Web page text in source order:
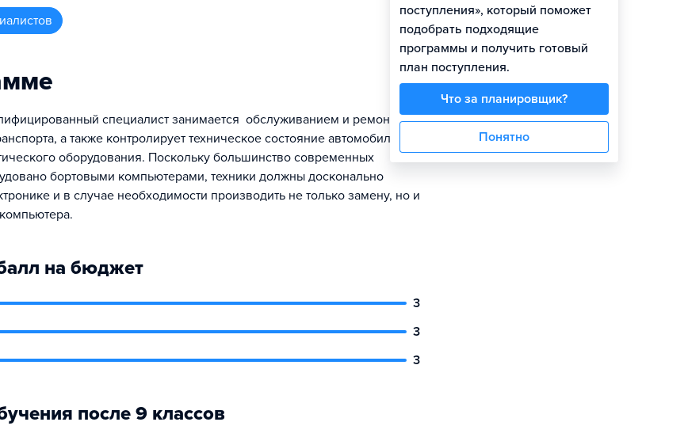
специалист занимается обслуживанием и ремонтом
а также контролирует техническое состояние автомобилей с
оборудования. Поскольку большинство современных
бортовыми компьютерами, техники должны досконально
и в случае необходимости производить не только замену, но и
на бюджет
3
3
3
после 9 классов
поступления», который поможет
подобрать подходящие
программы и получить готовый
план поступления.
Что за планировщик?
Понятно